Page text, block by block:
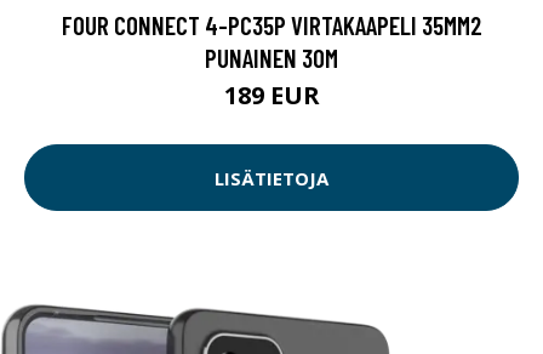
FOUR CONNECT 4-PC35P VIRTAKAAPELI 35MM2
PUNAINEN 30M
189 EUR
LISÄTIETOJA